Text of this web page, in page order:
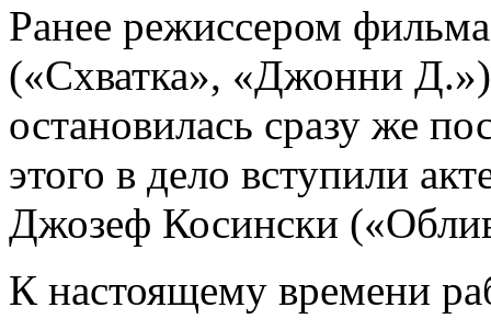
Ранее режиссером
(«Схватка», «Джонни
остановилась сразу же
этого в дело вступили
Джозеф Косински
К настоящему времени